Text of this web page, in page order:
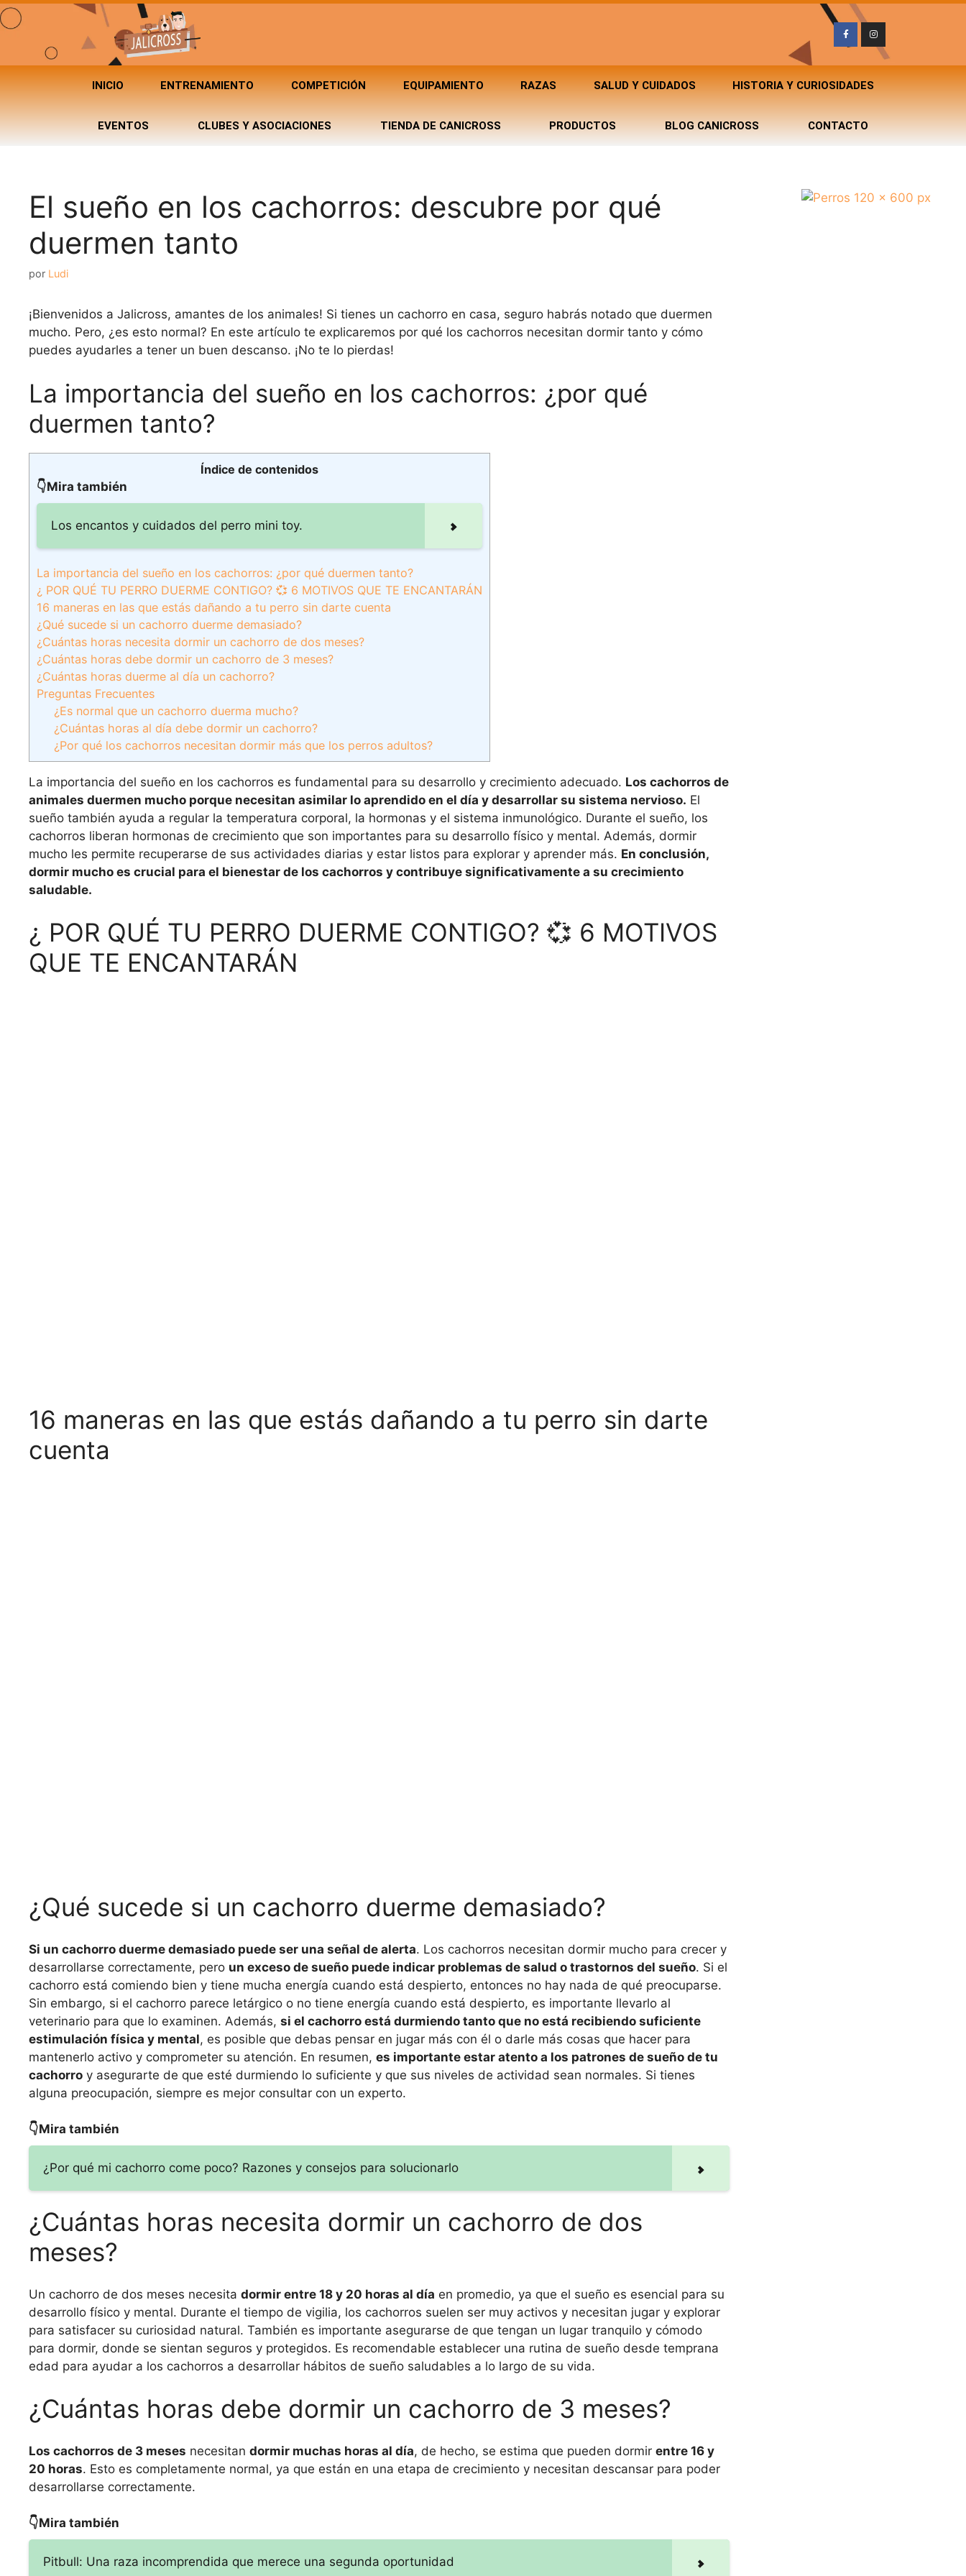
INICIO ENTRENAMIENTO COMPETICIÓN EQUIPAMIENTO RAZAS SALUD Y CUIDADOS HISTORIA Y CURIOSIDADES
EVENTOS CLUBES Y ASOCIACIONES TIENDA DE CANICROSS PRODUCTOS BLOG CANICROSS CONTACTO
El sueño en los cachorros: descubre por qué
duermen tanto
por Ludi
¡Bienvenidos a Jalicross, amantes de los animales! Si tienes un cachorro en casa, seguro habrás notado que duermen
mucho. Pero, ¿es esto normal? En este artículo te explicaremos por qué los cachorros necesitan dormir tanto y cómo
puedes ayudarles a tener un buen descanso. ¡No te lo pierdas!
La importancia del sueño en los cachorros: ¿por qué
duermen tanto?
Índice de contenidos
👇Mira también
Los encantos y cuidados del perro mini toy.
La importancia del sueño en los cachorros: ¿por qué duermen tanto?
¿ POR QUÉ TU PERRO DUERME CONTIGO? 💞 6 MOTIVOS QUE TE ENCANTARÁN
16 maneras en las que estás dañando a tu perro sin darte cuenta
¿Qué sucede si un cachorro duerme demasiado?
¿Cuántas horas necesita dormir un cachorro de dos meses?
¿Cuántas horas debe dormir un cachorro de 3 meses?
¿Cuántas horas duerme al día un cachorro?
Preguntas Frecuentes
¿Es normal que un cachorro duerma mucho?
¿Cuántas horas al día debe dormir un cachorro?
¿Por qué los cachorros necesitan dormir más que los perros adultos?
La importancia del sueño en los cachorros es fundamental para su desarrollo y crecimiento adecuado. Los cachorros de
animales duermen mucho porque necesitan asimilar lo aprendido en el día y desarrollar su sistema nervioso. El
sueño también ayuda a regular la temperatura corporal, la hormonas y el sistema inmunológico. Durante el sueño, los
cachorros liberan hormonas de crecimiento que son importantes para su desarrollo físico y mental. Además, dormir
mucho les permite recuperarse de sus actividades diarias y estar listos para explorar y aprender más. En conclusión,
dormir mucho es crucial para el bienestar de los cachorros y contribuye significativamente a su crecimiento
saludable.
¿ POR QUÉ TU PERRO DUERME CONTIGO? 💞 6 MOTIVOS
QUE TE ENCANTARÁN
16 maneras en las que estás dañando a tu perro sin darte
cuenta
¿Qué sucede si un cachorro duerme demasiado?
Si un cachorro duerme demasiado puede ser una señal de alerta. Los cachorros necesitan dormir mucho para crecer y
desarrollarse correctamente, pero un exceso de sueño puede indicar problemas de salud o trastornos del sueño. Si el
cachorro está comiendo bien y tiene mucha energía cuando está despierto, entonces no hay nada de qué preocuparse.
Sin embargo, si el cachorro parece letárgico o no tiene energía cuando está despierto, es importante llevarlo al
veterinario para que lo examinen. Además, si el cachorro está durmiendo tanto que no está recibiendo suficiente
estimulación física y mental, es posible que debas pensar en jugar más con él o darle más cosas que hacer para
mantenerlo activo y comprometer su atención. En resumen, es importante estar atento a los patrones de sueño de tu
cachorro y asegurarte de que esté durmiendo lo suficiente y que sus niveles de actividad sean normales. Si tienes
alguna preocupación, siempre es mejor consultar con un experto.
👇Mira también
¿Por qué mi cachorro come poco? Razones y consejos para solucionarlo
¿Cuántas horas necesita dormir un cachorro de dos
meses?
Un cachorro de dos meses necesita dormir entre 18 y 20 horas al día en promedio, ya que el sueño es esencial para su
desarrollo físico y mental. Durante el tiempo de vigilia, los cachorros suelen ser muy activos y necesitan jugar y explorar
para satisfacer su curiosidad natural. También es importante asegurarse de que tengan un lugar tranquilo y cómodo
para dormir, donde se sientan seguros y protegidos. Es recomendable establecer una rutina de sueño desde temprana
edad para ayudar a los cachorros a desarrollar hábitos de sueño saludables a lo largo de su vida.
¿Cuántas horas debe dormir un cachorro de 3 meses?
Los cachorros de 3 meses necesitan dormir muchas horas al día, de hecho, se estima que pueden dormir entre 16 y
20 horas. Esto es completamente normal, ya que están en una etapa de crecimiento y necesitan descansar para poder
desarrollarse correctamente.
👇Mira también
Pitbull: Una raza incomprendida que merece una segunda oportunidad